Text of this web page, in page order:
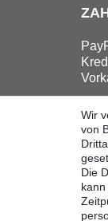
Wir
von
Die